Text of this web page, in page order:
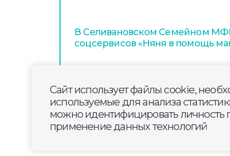
В Селивановском Семейном
соцсервисов «Няня в помощь
Сайт использует файлы cookie,
используемые для анализа
можно идентифицировать личность
применение данных технологий